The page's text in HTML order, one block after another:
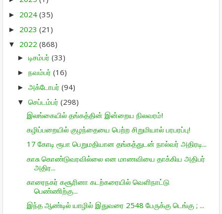
► 2024 (35)
► 2023 (21)
▼ 2022 (868)
► டிசம்பர் (33)
► நவம்பர் (16)
► அக்டோபர் (94)
▼ செப்டம்பர் (298)
இலங்கையில் தங்கத்தின் இன்றைய நிலவரம்!
கழிப்பறையில் குழந்தையை பெற்ற சிறுமியால் பரபரப்பு!
17 கோடி ரூபா பெறுமதியான தங்கத்துடன் நால்வர் அதிரடி...
காசு கொண்டுவரவில்லை என மாணவியை தாக்கிய அதிபர்
அதிர...
காரைநகர் கசூரினா கடற்கரையில் வெளிநாட்டு
பெண்ணிற்கு...
இந்த ஆண்டில் யாழில் இதுவரை 2548 பேருக்கு டெங்கு ; ...